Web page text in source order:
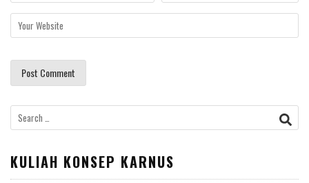
Search
for:
KULIAH KONSEP KARNUS